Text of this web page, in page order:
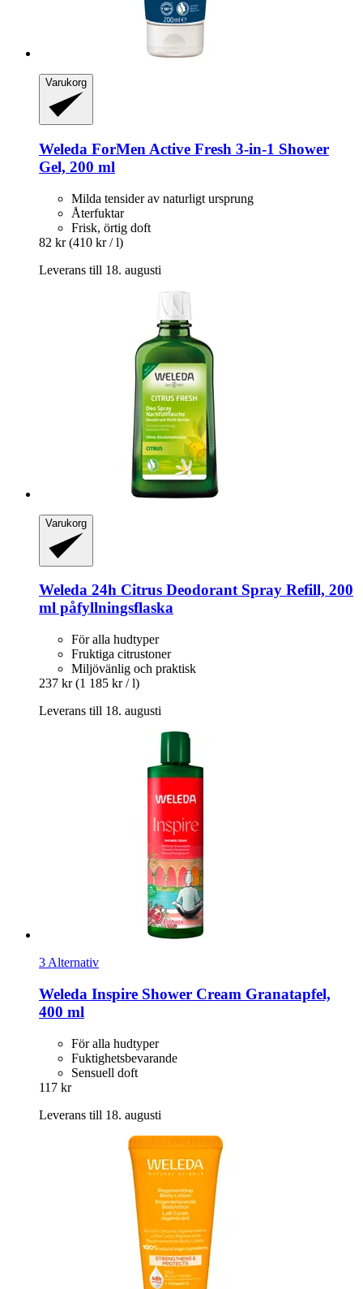
Varukorg
Weleda ForMen Active Fresh 3-​in-​1 Shower
Gel, 200 ml
Milda tensider av naturligt ursprung
Återfuktar
Frisk, örtig doft
82 kr (410 kr / l)
Leverans till 18. augusti
Varukorg
Weleda 24h Citrus Deodorant Spray Refill, 200
ml påfyllningsflaska
För alla hudtyper
Fruktiga citrustoner
Miljövänlig och praktisk
237 kr (1 185 kr / l)
Leverans till 18. augusti
3 Alternativ
Weleda Inspire Shower Cream Granatapfel,
400 ml
För alla hudtyper
Fuktighetsbevarande
Sensuell doft
117 kr
Leverans till 18. augusti